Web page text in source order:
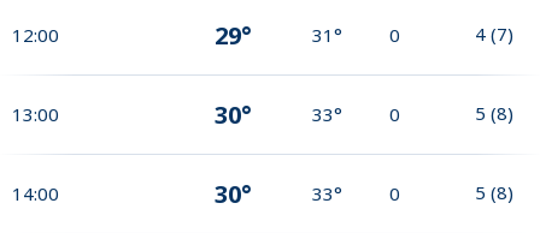
12:00 29° 31° 0 4 (7)
13:00 30° 33° 0 5 (8)
14:00 30° 33° 0 5 (8)